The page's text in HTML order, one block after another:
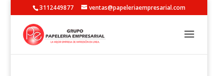
3112449877 ventas@papeleriaempresarial.com